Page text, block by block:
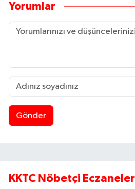
Yorumlar
Gönder
KKTC Nöbetçi Eczaneler